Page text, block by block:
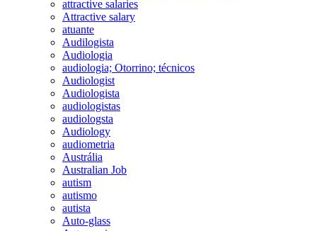
attractive salaries
Attractive salary
atuante
Audilogista
Audiologia
audiologia; Otorrino; técnicos
Audiologist
Audiologista
audiologistas
audiologsta
Audiology
audiometria
Austrália
Australian Job
autism
autismo
autista
Auto-glass